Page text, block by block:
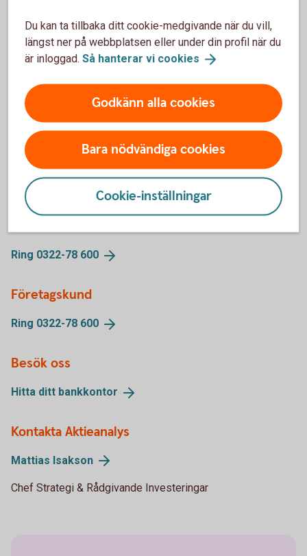
Följ våra bloggare inomSwedbank
Kontakta oss
Ring 0322-78 600
Företagskund
Ring 0322-78 600
Besök oss
Hitta ditt bankkontor
Kontakta Aktieanalys
Mattias Isakson
Chef Strategi & Rådgivande Investeringar
Du kan ta tillbaka ditt cookie-medgivande när du vill,
längst ner på webbplatsen eller under din profil när du
är inloggad. Så hanterar vi cookies
Godkänn alla cookies
Bara nödvändiga cookies
Cookie-inställningar